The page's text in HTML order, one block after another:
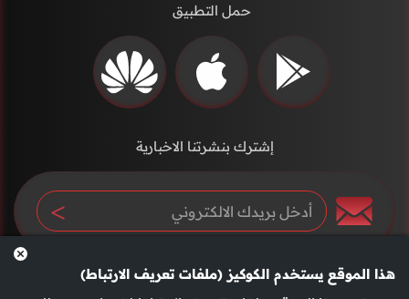
هذا الموقع يستخدم الكوكيز (ملفات تعريف الارتباط)
حمل التطبيق
إشترك بنشرتنا الاخبارية